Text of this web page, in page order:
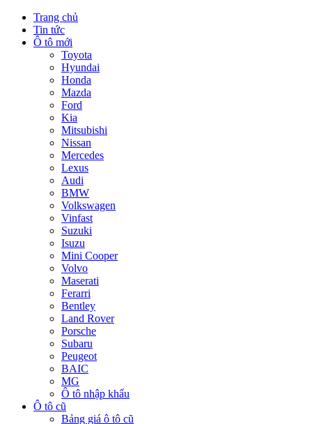
Trang chủ
Tin tức
Ô tô mới
Toyota
Hyundai
Honda
Mazda
Ford
Kia
Mitsubishi
Nissan
Mercedes
Lexus
Audi
BMW
Volkswagen
Vinfast
Suzuki
Isuzu
Mini Cooper
Volvo
Maserati
Ferarri
Bentley
Land Rover
Porsche
Subaru
Peugeot
BAIC
MG
Ô tô nhập khẩu
Ô tô cũ
Bảng giá ô tô cũ